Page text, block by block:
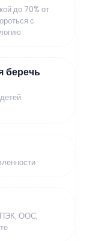
до 70% от
с
беречь
ПЭК, ООС,